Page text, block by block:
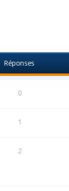
Réponses
0
1
2